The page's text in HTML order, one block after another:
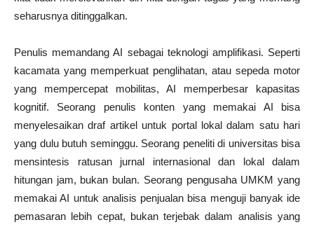
seharusnya ditinggalkan.
Penulis memandang AI sebagai teknologi amplifikasi. Seperti
kacamata yang memperkuat penglihatan, atau sepeda motor
yang mempercepat mobilitas, AI memperbesar kapasitas
kognitif. Seorang penulis konten yang memakai AI bisa
menyelesaikan draf artikel untuk portal lokal dalam satu hari
yang dulu butuh seminggu. Seorang peneliti di universitas bisa
mensintesis ratusan jurnal internasional dan lokal dalam
hitungan jam, bukan bulan. Seorang pengusaha UMKM yang
memakai AI untuk analisis penjualan bisa menguji banyak ide
pemasaran lebih cepat, bukan terjebak dalam analisis yang